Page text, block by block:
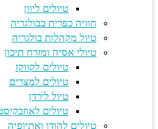
טיולים ליוון
חוויה כפרית בבולגריה
טיול מקהלות בולגריה
טיולי אסיה ומזרח תיכון
טיולים לקווקז
טיולים למצרים
טיול לירדן
טיולים לאוזבקיסטן
טיולים להודו ואתיופיה